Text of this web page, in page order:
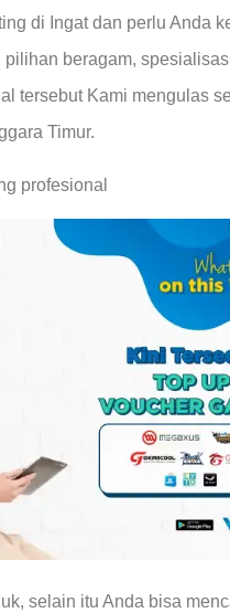
di Ingat dan perlu Anda
beragam,
tersebut Kami mengulas
Timur.
profesional
selain itu Anda bisa